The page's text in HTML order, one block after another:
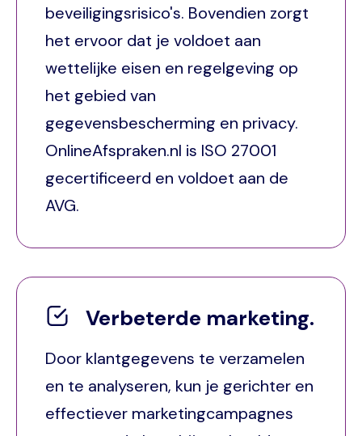
beveiligingsrisico's. Bovendien zorgt
het ervoor dat je voldoet aan
wettelijke eisen en regelgeving op
het gebied van
gegevensbescherming en privacy.
OnlineAfspraken.nl is ISO 27001
gecertificeerd en voldoet aan de
AVG.
Verbeterde marketing.
Door klantgegevens te verzamelen
en te analyseren, kun je gerichter en
effectiever marketingcampagnes